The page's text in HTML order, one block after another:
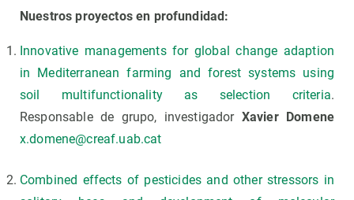
Nuestros proyectos en profundidad:
Innovative managements for global change adaption
in Mediterranean farming and forest systems using
soil multifunctionality as selection criteria.
Responsable de grupo, investigador Xavier Domene
x.domene@creaf.uab.cat
Combined effects of pesticides and other stressors in